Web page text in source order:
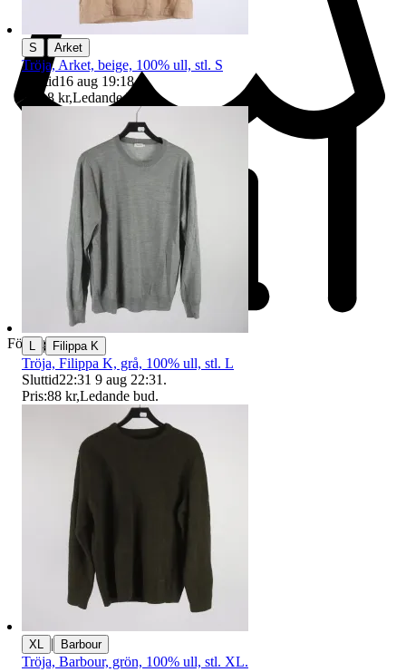
Företag
S Arket
Tröja, Arket, beige, 100% ull, stl. S
Sluttid16 aug 19:18.
Pris:8 kr,Ledande bud
| Filippa K
Tröja, Filippa K, grå, 100% ull, stl. L
Sluttid22:31 9 aug 22:31 .
Pris:88 kr,Ledande bud.
XL | Barbour
Tröja, Barbour, grön, 100% ull, stl. XL.